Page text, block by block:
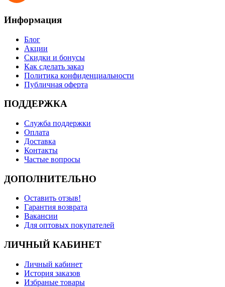
Информация
Блог
Акции
Скидки и бонусы
Как сделать заказ
Политика конфиденциальности
Публичная оферта
ПОДДЕРЖКА
Служба поддержки
Оплата
Доставка
Контакты
Частые вопросы
ДОПОЛНИТЕЛЬНО
Оставить отзыв!
Гарантия возврата
Вакансии
Для оптовых покупателей
ЛИЧНЫЙ КАБИНЕТ
Личный кабинет
История заказов
Избраные товары